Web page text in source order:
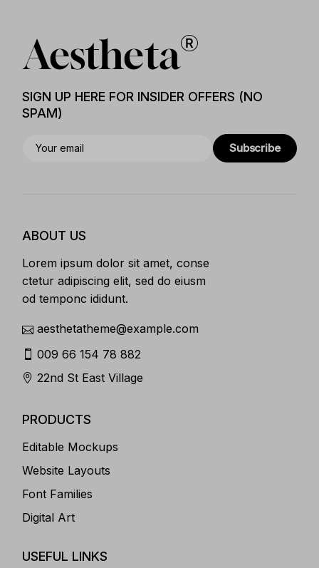
SIGN UP HERE FOR INSIDER OFFERS (NO
SPAM)
Subscribe
ABOUT US
Lorem ipsum dolor sit amet, conse
ctetur adipiscing elit, sed do eiusm
od temponc ididunt.
aesthetatheme@example.com
009 66 154 78 882
22nd St East Village
PRODUCTS
Editable Mockups
Website Layouts
Font Families
Digital Art
USEFUL LINKS